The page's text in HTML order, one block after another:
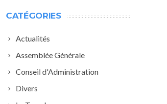
CATÉGORIES
Actualités
Assemblée Générale
Conseil d'Administration
Divers